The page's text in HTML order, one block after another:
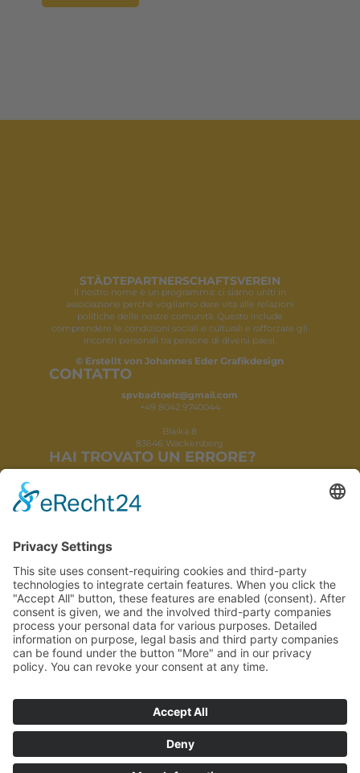
STÄDTEPARTNERSCHAFTSVEREIN
Il nostro nome è un programma: ci siamo uniti in
associazione perché vogliamo dare vita alle relazioni
politiche delle nostre comunità. Questo include
comprendere le condizioni sociali e culturali e rafforzare gli
incontri personali tra persone di diversi paesi.
© Erstellt von Johannes Eder Grafikdesign
CONTATTO
spvbadtoelz@gmail.com
+49 8042 9740044
Blaika 8
83646 Wackersberg
HAI TROVATO UN ERRORE?
je.design.wartung@gmail.com